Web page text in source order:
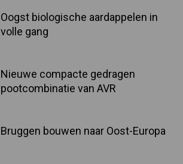
Oogst biologische aardappelen in
volle gang
Nieuwe compacte gedragen
pootcombinatie van AVR
Bruggen bouwen naar Oost-Europa